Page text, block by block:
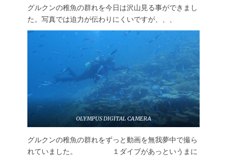
グルクンの稚魚の群れを今日は沢山見る事ができまし
た。写真では迫力が伝わりにくいですが、、、
OLYMPUS DIGITAL CAMERA
グルクンの稚魚の群れをずっと動画を無我夢中で撮ら
れていました。 １ダイブがあっというまに